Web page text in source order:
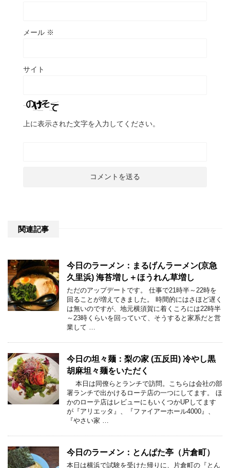
メール ※
サイト
上に表示された文字を入力してください。
関連記事
今日のラーメン：まるげんラーメン(京急
久里浜) 海苔増し＋ほうれん草増し
ただのアップデートです。 仕事で21時半～22時を
回ることが増えてきました。 時間的にはさほど遅く
は無いのですが、地元横須賀に着くころには22時半
～23時くらいを回っていて、そうすると家系だと営
業して …
今日の坦々麺：梨の家 (五反田) 冷やし黒
胡麻坦々麺をいただく
本日は同僚らとランチで訪問。こちらは会社の部
署ランチで出かけるローテ店の一つにしてます。 ほ
かのローテ店はレビューにもいくつかUPしてます
が『アリエッタ』、『ファイアーホール4000』、
『やさい家 …
今日のラーメン：とんぱた亭（片倉町）
本日は横浜で試験を受けた帰りに、片倉町の『とん